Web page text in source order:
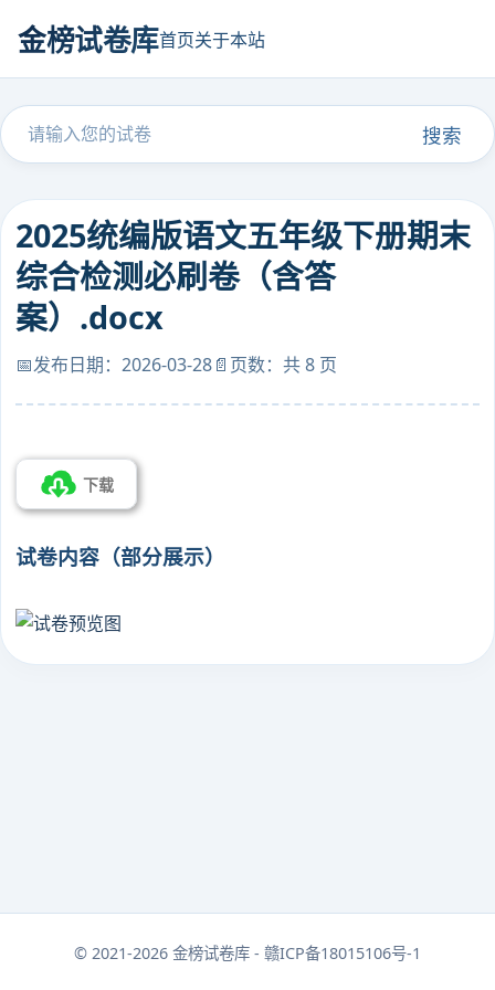
金榜试卷库首页关于本站
搜索
2025统编版语文五年级下册期末
综合检测必刷卷（含答
案）.docx
📅发布日期：2026-03-28📄页数：共 8 页
下载
试卷内容（部分展示）
© 2021-2026 金榜试卷库 - 赣ICP备18015106号-1